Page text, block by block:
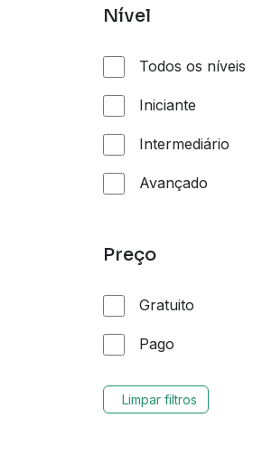
Nível
Todos os níveis
Iniciante
Intermediário
Avançado
Preço
Gratuito
Pago
Limpar filtros